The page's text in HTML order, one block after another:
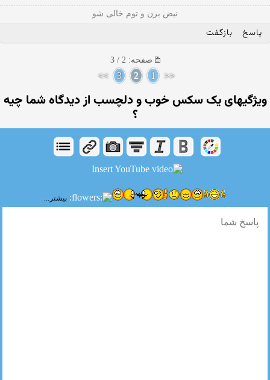
نبض بزن و توم خالی شو
پاسخ بازگفت
صفحه: 2 / 3
<<
1
2
3
>>
ویژگیهای یک سکس خوب و دلچسب از دیدگاه شما چیه
؟
بیشتر...